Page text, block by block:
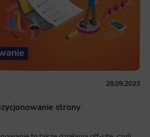
28.09.2023
strony